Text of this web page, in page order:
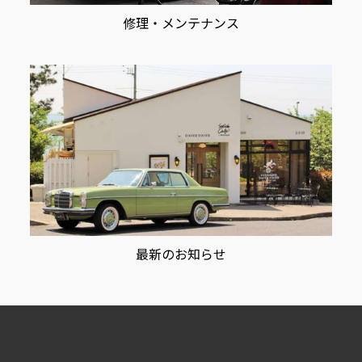
修理・メンテナンス
最新のお知らせ